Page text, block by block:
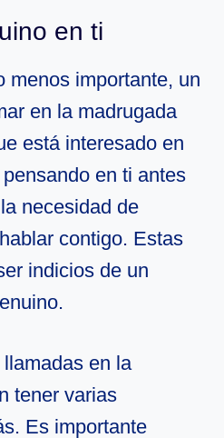
en ti
menos importante, un
en la madrugada
está interesado en
en ti antes
necesidad de
contigo. Estas
indicios de un
en la
tener varias
Es importante